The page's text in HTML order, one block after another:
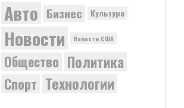
Авто Бизнес Культура
Новости Новости США
Общество Политика
Спорт Технологии